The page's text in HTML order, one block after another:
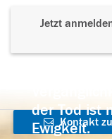
Jetzt
der Tod ist
Ewigkeit.
Kontakt